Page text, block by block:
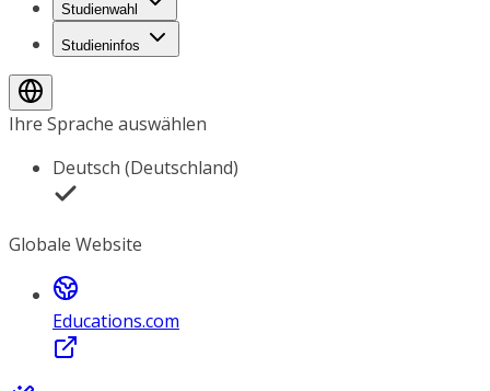
Studienwahl
Studieninfos
Ihre Sprache auswählen
Deutsch (Deutschland)
Globale Website
Educations.com